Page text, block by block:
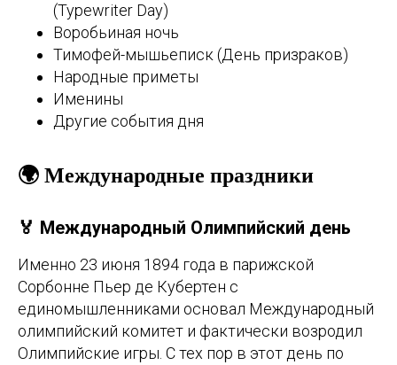
(Typewriter Day)
Воробьиная ночь
Тимофей-мышьеписк (День призраков)
Народные приметы
Именины
Другие события дня
🌍 Международные праздники
🏅 Международный Олимпийский день
Именно 23 июня 1894 года в парижской
Сорбонне Пьер де Кубертен с
единомышленниками основал Международный
олимпийский комитет и фактически возродил
Олимпийские игры. С тех пор в этот день по